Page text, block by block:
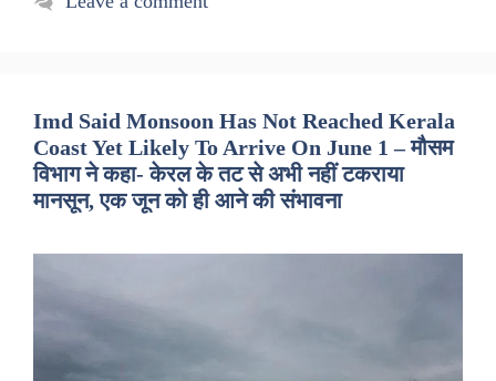
Imd Said Monsoon Has Not Reached Kerala
Coast Yet Likely To Arrive On June 1 – मौसम
विभाग ने कहा- केरल के तट से अभी नहीं टकराया
मानसून, एक जून को ही आने की संभावना